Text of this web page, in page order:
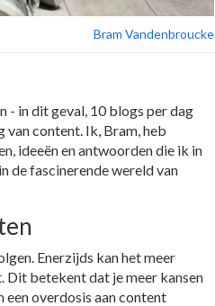
Bram Vandenbroucke
- in dit geval, 10 blogs per dag
content. Ik, Bram, heb
ideeën en antwoorden die ik in
de fascinerende wereld van
Enerzijds kan het meer
Dit betekent dat je meer kansen
een overdosis aan content